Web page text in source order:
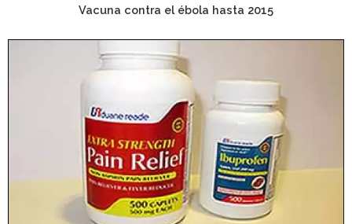
Vacuna contra el ébola hasta 2015